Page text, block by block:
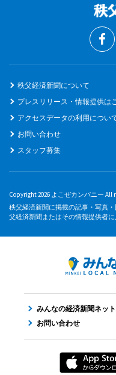
秩父経済新聞について
プレスリリース・情報提供は
アクセスデータの利用につい
お問い合わせ
スタッフ募集
Copyright 2026 よこぜカンパニー All
秩父経済新聞に掲載の記事・写真
父経済新聞またはその情報提供者に
みんなの経済新聞ネッ
お問い合わせ